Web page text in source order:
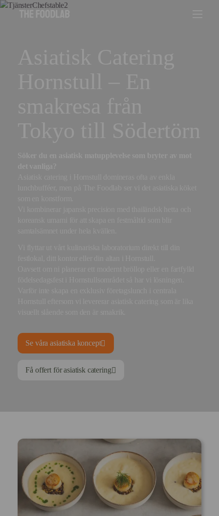
Se våra asiatiska koncept
Få offert för asiatisk catering